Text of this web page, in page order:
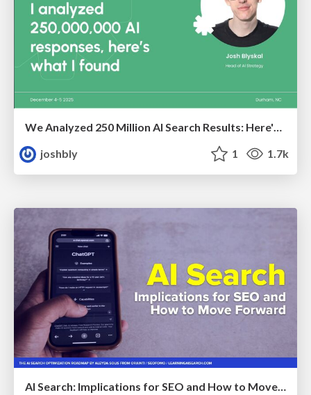
We Analyzed 250 Million AI Search Results: Here's What I Found
joshbly
1 1.7k